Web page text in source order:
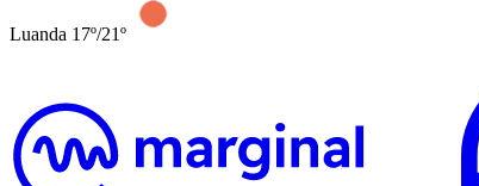
Luanda 17º/21º